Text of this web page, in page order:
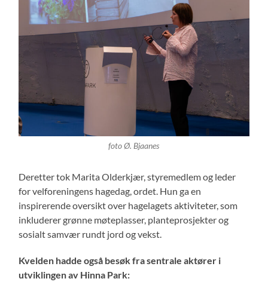
foto Ø. Bjaanes
Deretter tok Marita Olderkjær, styremedlem og leder
for velforeningens hagedag, ordet. Hun ga en
inspirerende oversikt over hagelagets aktiviteter, som
inkluderer grønne møteplasser, planteprosjekter og
sosialt samvær rundt jord og vekst.
Kvelden hadde også besøk fra sentrale aktører i
utviklingen av Hinna Park: